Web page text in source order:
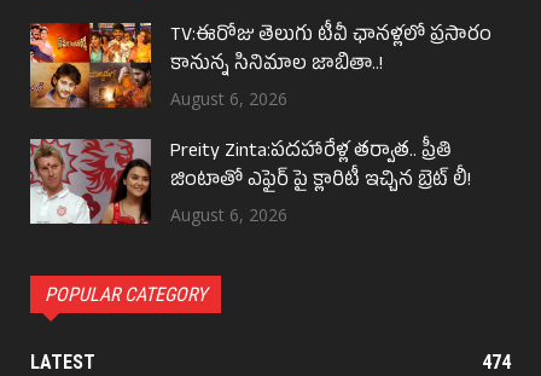
TV:ఈరోజు తెలుగు టీవీ ఛానళ్లలో ప్రసారం
కానున్న సినిమాల జాబితా..!
August 6, 2026
Preity Zinta:పదహారేళ్ల తర్వాత.. ప్రీతి
జింటాతో ఎఫైర్ పై క్లారిటీ ఇచ్చిన బ్రెట్ లీ!
August 6, 2026
POPULAR CATEGORY
LATEST
474